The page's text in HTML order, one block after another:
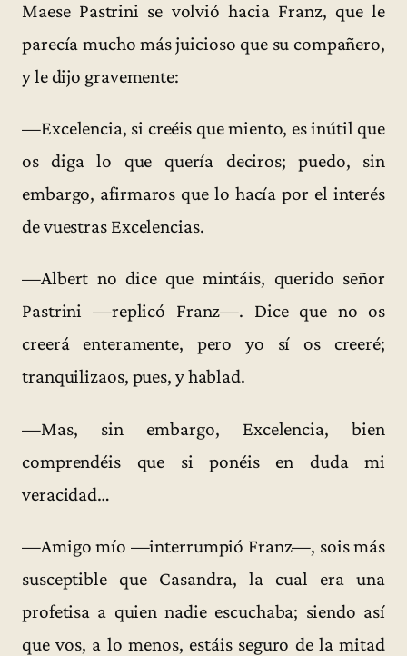
Maese Pastrini se volvió hacia Franz, que le
parecía mucho más juicioso que su compañero,
y le dijo gravemente:
—Excelencia, si creéis que miento, es inútil que
os diga lo que quería deciros; puedo, sin
embargo, afirmaros que lo hacía por el interés
de vuestras Excelencias.
—Albert no dice que mintáis, querido señor
Pastrini —replicó Franz—. Dice que no os
creerá enteramente, pero yo sí os creeré;
tranquilizaos, pues, y hablad.
—Mas, sin embargo, Excelencia, bien
comprendéis que si ponéis en duda mi
veracidad…
—Amigo mío —interrumpió Franz—, sois más
susceptible que Casandra, la cual era una
profetisa a quien nadie escuchaba; siendo así
que vos, a lo menos, estáis seguro de la mitad